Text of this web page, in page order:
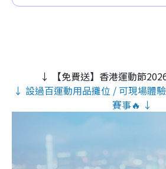
↓ 【免費送】香港運動節
↓ 設過百運動用品攤位 / 可現場體
賽事🔥 ↓